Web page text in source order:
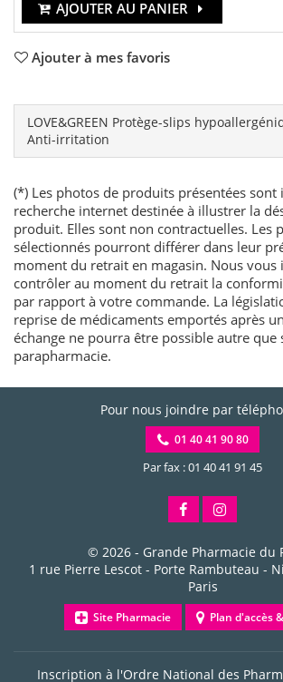
AJOUTER AU PANIER
Ajouter à mes favoris
LOVE&GREEN Protège-slips
Anti-irritation
(*) Les photos de produits présentées sont
recherche internet destinée à illustrer la
produit. Elles sont non contractuelles. Les
sélectionnés pourront différer dans leur
moment du retrait en magasin. Nous vous
contrôler au moment du retrait la
par rapport à votre commande. La
reprise de médicaments emportés après
échange ne pourra être possible autre
parapharmacie.
Pour nous joindre par
01 40 41 90 80
Par fax : 01 40 41 91 45
© 2026 - Grande Pharmacie du
1 rue Pierre Lescot - Porte Rambuteau -
Paris
Site Pharmacie Plan d'accès
Inscription à l'Ordre National des